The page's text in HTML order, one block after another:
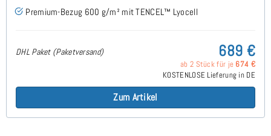
Premium-Bezug 600 g/m² mit TENCEL™ Lyocell
DHL Paket (Paketversand) 689 €
ab 2 Stück für je 674 €
KOSTENLOSE Lieferung in DE
Zum Artikel